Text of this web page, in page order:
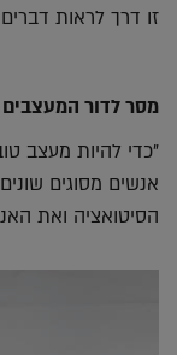
זו דרך לראות
מסר לדור
"כדי להיות מעצב
אנשים מסוגים
הסיטואציה ואת